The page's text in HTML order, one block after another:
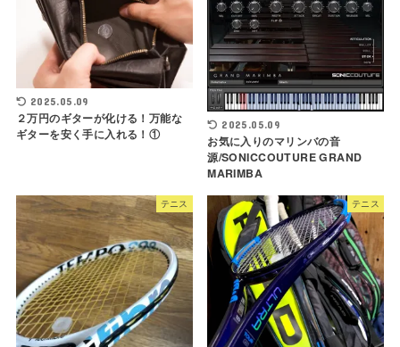
2025.05.09
２万円のギターが化ける！万能な
ギターを安く手に入れる！①
2025.05.09
お気に入りのマリンバの音
源/SONICCOUTURE GRAND
MARIMBA
テニス テニス